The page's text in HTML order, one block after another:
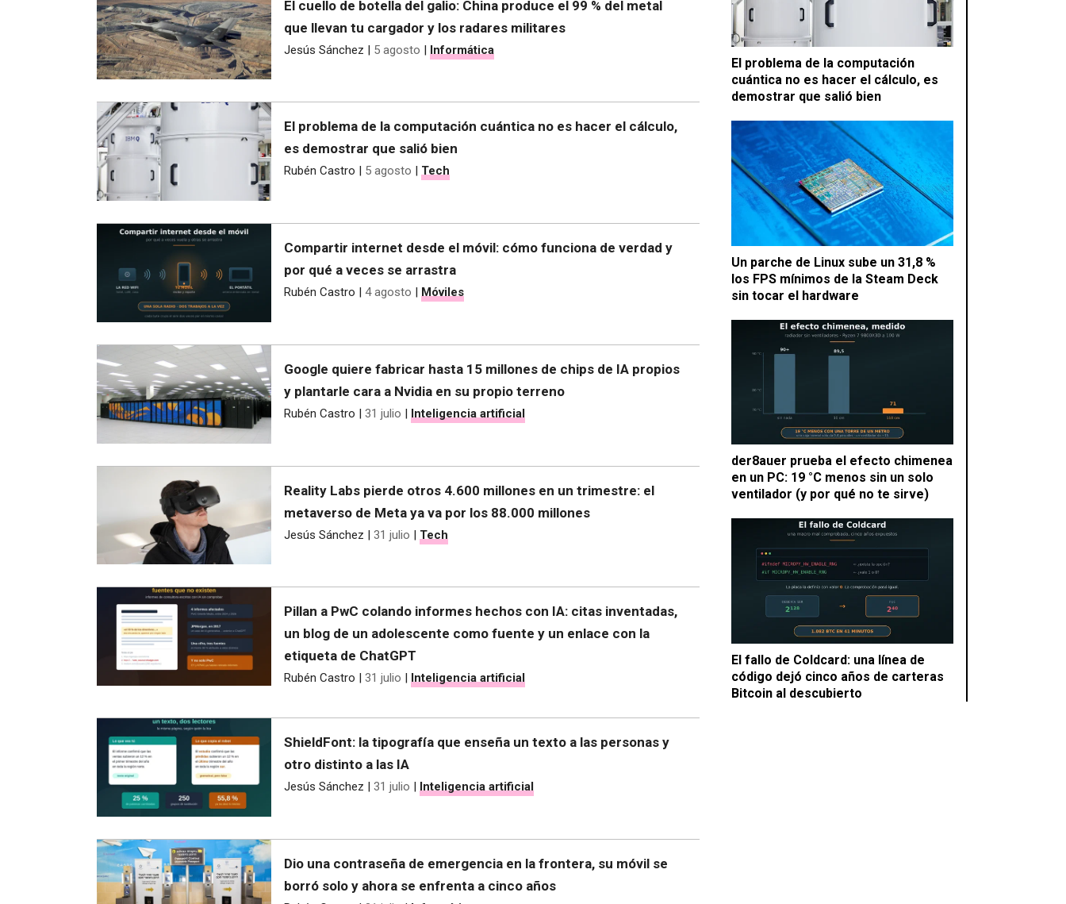
El problema de la computación
cuántica no es hacer el cálculo, es
demostrar que salió bien
Un parche de Linux sube un 31,8 %
los FPS mínimos de la Steam Deck
sin tocar el hardware
der8auer prueba el efecto chimenea
en un PC: 19 °C menos sin un solo
ventilador (y por qué no te sirve)
El fallo de Coldcard: una línea de
código dejó cinco años de carteras
Bitcoin al descubierto
El cuello de botella del galio: China produce el 99 % del metal
que llevan tu cargador y los radares militares
Jesús Sánchez | 5 agosto | Informática
El problema de la computación cuántica no es hacer el cálculo,
es demostrar que salió bien
Rubén Castro 5 agosto Tech
Compartir internet desde el móvil: cómo funciona de verdad y
por qué a veces se arrastra
Rubén Castro | 4 agosto | Móviles
Google quiere fabricar hasta 15 millones de chips de IA propios
y plantarle cara a Nvidia en su propio terreno
Rubén Castro | 31 julio | Inteligencia artificial
Reality Labs pierde otros 4.600 millones en un trimestre: el
metaverso de Meta ya va por los 88.000 millones
Jesús Sánchez | 31 julio | Tech
Pillan a PwC colando informes hechos con IA: citas inventadas,
un blog de un adolescente como fuente y un enlace con la
etiqueta de ChatGPT
Rubén Castro 31 julio Inteligencia artificial
ShieldFont: la tipografía que enseña un texto a las personas y
otro distinto a las IA
Jesús Sánchez 31 julio Inteligencia artificial
Dio una contraseña de emergencia en la frontera, su móvil se
borró solo y ahora se enfrenta a cinco años